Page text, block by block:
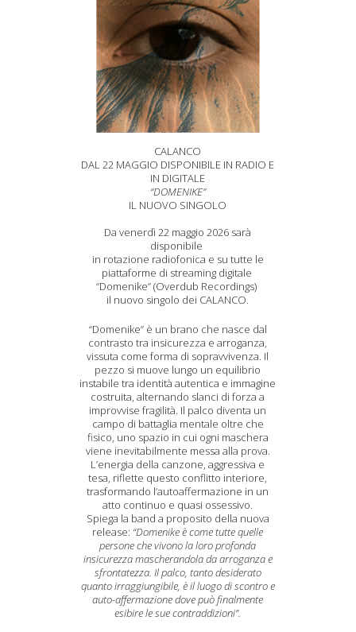
CALANCO
DAL 22 MAGGIO DISPONIBILE IN RADIO E
IN DIGITALE
“DOMENIKE”
IL NUOVO SINGOLO
Da venerdì 22 maggio 2026 sarà
disponibile
in rotazione radiofonica e su tutte le
piattaforme di streaming digitale
“Domenike” (Overdub Recordings)
il nuovo singolo dei CALANCO.
“Domenike” è un brano che nasce dal
contrasto tra insicurezza e arroganza,
vissuta come forma di sopravvivenza. Il
pezzo si muove lungo un equilibrio
instabile tra identità autentica e immagine
costruita, alternando slanci di forza a
improvvise fragilità. Il palco diventa un
campo di battaglia mentale oltre che
fisico, uno spazio in cui ogni maschera
viene inevitabilmente messa alla prova.
L’energia della canzone, aggressiva e
tesa, riflette questo conflitto interiore,
trasformando l’autoaffermazione in un
atto continuo e quasi ossessivo.
Spiega la band a proposito della nuova
release: “Domenike è come tutte quelle
persone che vivono la loro profonda
insicurezza mascherandola da arroganza e
sfrontatezza. Il palco, tanto desiderato
quanto irraggiungibile, è il luogo di scontro e
auto-affermazione dove può finalmente
esibire le sue contraddizioni”.